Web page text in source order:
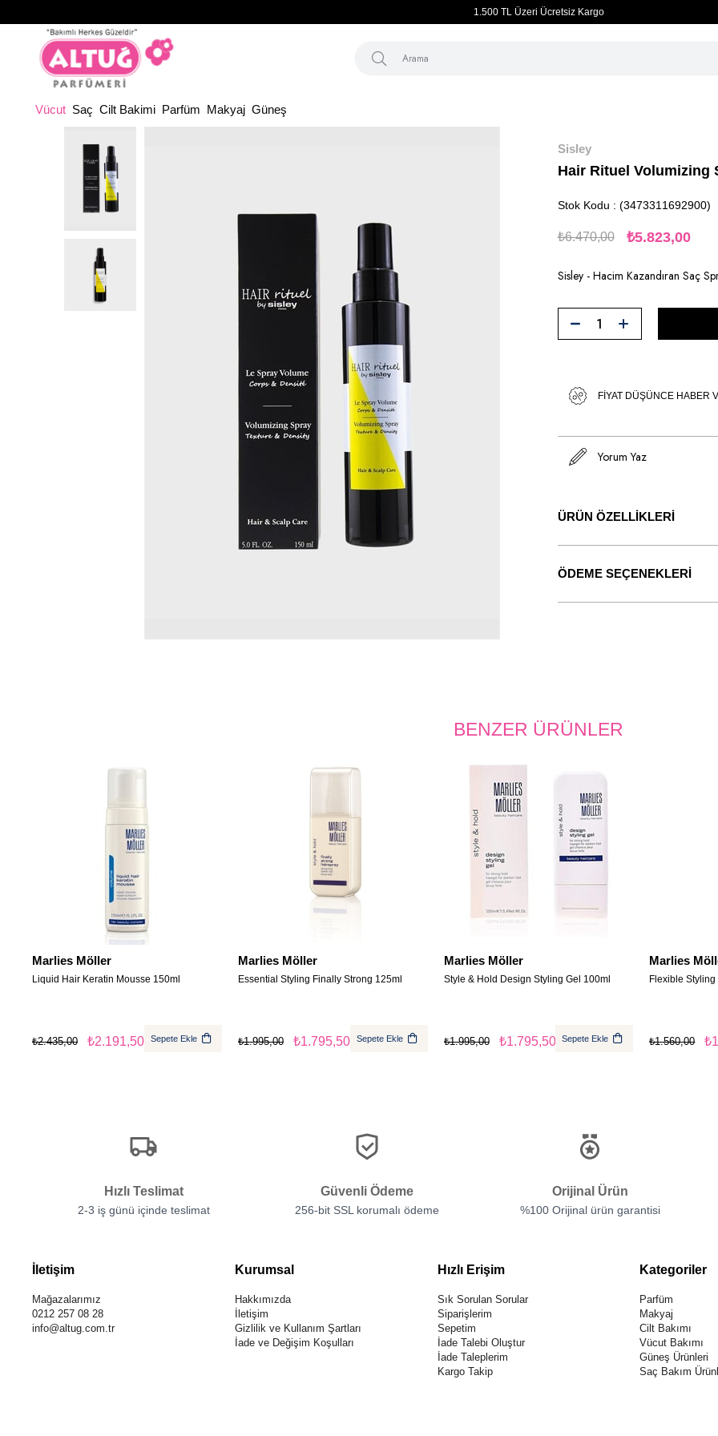
1.500 TL Üzeri Ücretsiz Kargo
Vücut Saç Cilt Bakimi Parfüm Makyaj Güneş
Hair Rituel Volumizing Spray
Sisley
Hair Rituel Volumizing
Stok Kodu (3473311692900)
₺6.470,00 ₺5.823,00
Sisley - Hacim Kazandıran Saç
FIYAT DÜŞÜNCE HABER
Yorum Yaz
ÜRÜN ÖZELLIKLERI
ÖDEME SEÇENEKLERI
BENZER ÜRÜNLER
Marlies Möller
Liquid Hair Keratin Mousse 150ml
₺2.191,50
₺2.435,00 Sepete Ekle
Marlies Möller
Essential Styling Finally Strong 125ml
₺1.795,50
₺1.995,00 Sepete Ekle
Marlies Möller
Style & Hold Design Styling Gel 100ml
₺1.795,50
₺1.995,00 Sepete Ekle
Marlies
Flexible
₺1.560,00
Hızlı Teslimat
2-3 iş günü içinde teslimat
Güvenli Ödeme
256-bit SSL korumalı ödeme
Orijinal Ürün
%100 Orijinal ürün garantisi
İletişim
Mağazalarımız
0212 257 08 28
info@altug.com.tr
Kurumsal
Hakkımızda
İletişim
Gizlilik ve Kullanım Şartları
İade ve Değişim Koşulları
Hızlı Erişim
Sık Sorulan Sorular
Siparişlerim
Sepetim
İade Talebi Oluştur
İade Taleplerim
Kargo Takip
Kategoriler
Parfüm
Makyaj
Cilt Bakımı
Vücut Bakımı
Güneş Ürünleri
Saç Bakım